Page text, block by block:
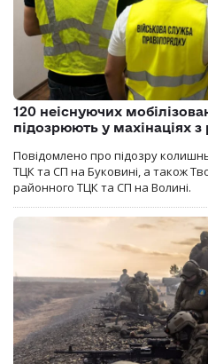
120 неіснуючих
підозрюють у махінаціях
Повідомлено про підозру
ТЦК та СП на Буковині, а також
районного ТЦК та СП на Волині.